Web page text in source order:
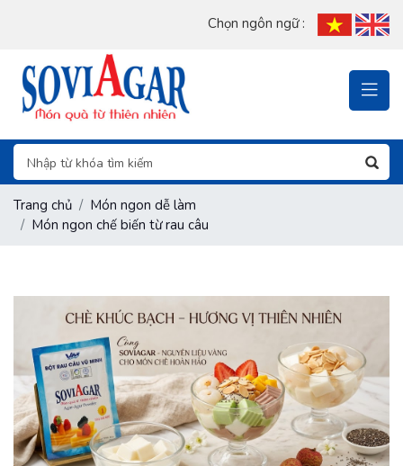
Chọn ngôn ngữ :
Trang chủ
Món ngon dễ làm
Món ngon chế biến từ rau câu